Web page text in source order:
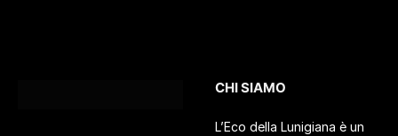
CHI SIAMO
L’Eco della Lunigiana è un